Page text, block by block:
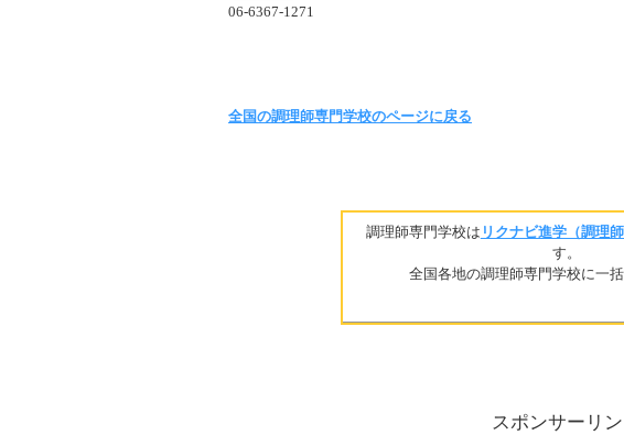
06-6367-1271
全国の調理師専門学校のページに戻る
調理師専門学校は リクナビ進学（調理師
す。
全国各地の調理師専門学校に一括
スポンサーリン